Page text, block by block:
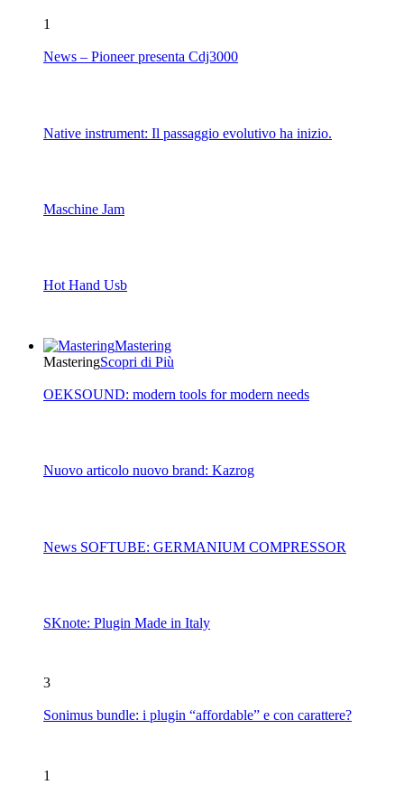
1
News – Pioneer presenta Cdj3000
Native instrument: Il passaggio evolutivo ha inizio.
Maschine Jam
Hot Hand Usb
Mastering
MasteringScopri di Più
OEKSOUND: modern tools for modern needs
Nuovo articolo nuovo brand: Kazrog
News SOFTUBE: GERMANIUM COMPRESSOR
SKnote: Plugin Made in Italy
3
Sonimus bundle: i plugin “affordable” e con carattere?
1